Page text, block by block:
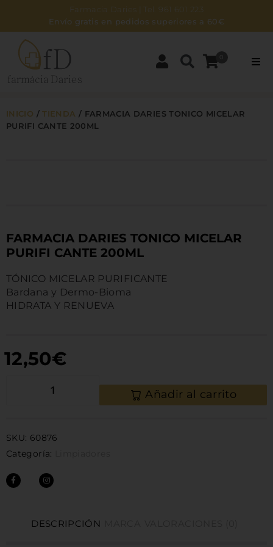
Farmacia Daries | Tel. 961 601 223
Envío gratis en pedidos superiores a 60€
MARCAS
INICIO /TIENDA / FARMACIA DARIES TONICO MICELAR
PURIFI CANTE 200ML
FARMACIA DARIES TONICO MICELAR
PURIFI CANTE 200ML
TÓNICO MICELAR PURIFICANTE
Bardana y Dermo-Bioma
HIDRATA Y RENUEVA
12,50€
Añadir al carrito
SKU: 60876
Categoría:
DESCRIPCIÓN